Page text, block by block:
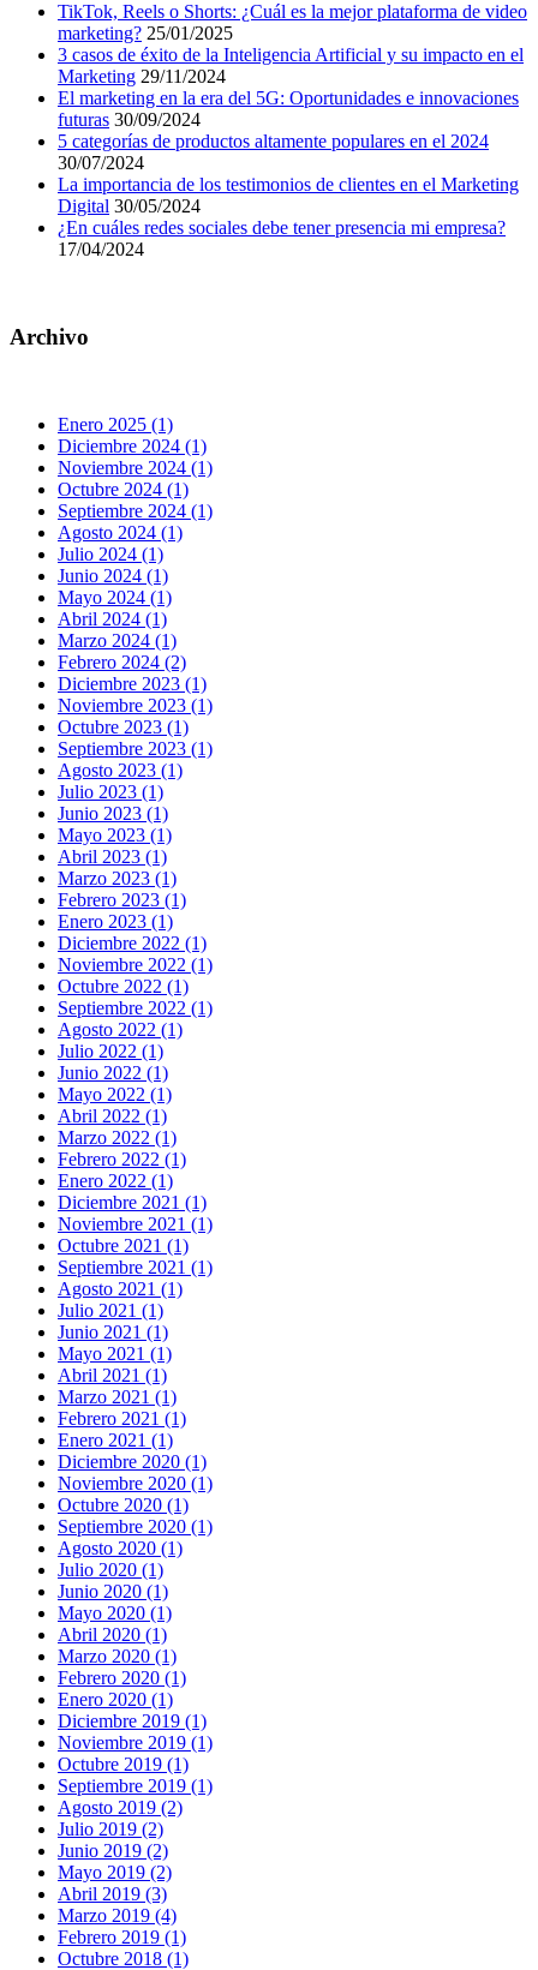
TikTok, Reels o Shorts: ¿Cuál es la mejor plataforma de video
marketing? 25/01/2025
3 casos de éxito de la Inteligencia Artificial y su impacto en el
Marketing 29/11/2024
El marketing en la era del 5G: Oportunidades e innovaciones
futuras 30/09/2024
5 categorías de productos altamente populares en el 2024
30/07/2024
La importancia de los testimonios de clientes en el Marketing
Digital 30/05/2024
¿En cuáles redes sociales debe tener presencia mi empresa?
17/04/2024
Archivo
Enero 2025 (1)
Diciembre 2024 (1)
Noviembre 2024 (1)
Octubre 2024 (1)
Septiembre 2024 (1)
Agosto 2024 (1)
Julio 2024 (1)
Junio 2024 (1)
Mayo 2024 (1)
Abril 2024 (1)
Marzo 2024 (1)
Febrero 2024 (2)
Diciembre 2023 (1)
Noviembre 2023 (1)
Octubre 2023 (1)
Septiembre 2023 (1)
Agosto 2023 (1)
Julio 2023 (1)
Junio 2023 (1)
Mayo 2023 (1)
Abril 2023 (1)
Marzo 2023 (1)
Febrero 2023 (1)
Enero 2023 (1)
Diciembre 2022 (1)
Noviembre 2022 (1)
Octubre 2022 (1)
Septiembre 2022 (1)
Agosto 2022 (1)
Julio 2022 (1)
Junio 2022 (1)
Mayo 2022 (1)
Abril 2022 (1)
Marzo 2022 (1)
Febrero 2022 (1)
Enero 2022 (1)
Diciembre 2021 (1)
Noviembre 2021 (1)
Octubre 2021 (1)
Septiembre 2021 (1)
Agosto 2021 (1)
Julio 2021 (1)
Junio 2021 (1)
Mayo 2021 (1)
Abril 2021 (1)
Marzo 2021 (1)
Febrero 2021 (1)
Enero 2021 (1)
Diciembre 2020 (1)
Noviembre 2020 (1)
Octubre 2020 (1)
Septiembre 2020 (1)
Agosto 2020 (1)
Julio 2020 (1)
Junio 2020 (1)
Mayo 2020 (1)
Abril 2020 (1)
Marzo 2020 (1)
Febrero 2020 (1)
Enero 2020 (1)
Diciembre 2019 (1)
Noviembre 2019 (1)
Octubre 2019 (1)
Septiembre 2019 (1)
Agosto 2019 (2)
Julio 2019 (2)
Junio 2019 (2)
Mayo 2019 (2)
Abril 2019 (3)
Marzo 2019 (4)
Febrero 2019 (1)
Octubre 2018 (1)